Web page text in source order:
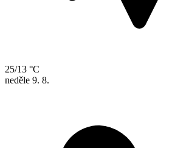
25/13 °C
neděle 9. 8.